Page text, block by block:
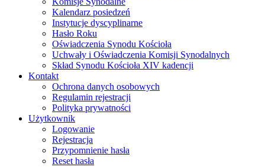
Kalendarz posiedzeń
Instytucje dyscyplinarne
Hasło Roku
Oświadczenia Synodu Kościoła
Uchwały i Oświadczenia Komisji Synodalnych
Skład Synodu Kościoła XIV kadencji
Kontakt
Ochrona danych osobowych
Regulamin rejestracji
Polityka prywatności
Użytkownik
Logowanie
Rejestracja
Przypomnienie hasła
Reset hasła